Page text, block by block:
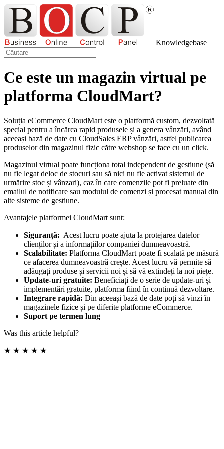
Knowledgebase
Ce este un magazin virtual pe
platforma CloudMart?
Soluția eCommerce CloudMart este o platformă custom, dezvoltată
special pentru a încărca rapid produsele și a genera vânzări, având
aceeași bază de date cu CloudSales ERP vânzări, astfel publicarea
produselor din magazinul fizic către webshop se face cu un click.
Magazinul virtual poate funcționa total independent de gestiune (să
nu fie legat deloc de stocuri sau să nici nu fie activat sistemul de
urmărire stoc și vânzari), caz în care comenzile pot fi preluate din
emailul de notificare sau modulul de comenzi și procesat manual din
alte sisteme de gestiune.
Avantajele platformei CloudMart sunt:
Siguranță: Acest lucru poate ajuta la protejarea datelor
clienților și a informațiilor companiei dumneavoastră.
Scalabilitate: Platforma CloudMart poate fi scalată pe măsură
ce afacerea dumneavoastră crește. Acest lucru vă permite să
adăugați produse și servicii noi și să vă extindeți la noi piețe.
Update-uri gratuite: Beneficiați de o serie de update-uri și
implementări gratuite, platforma fiind în continuă dezvoltare.
Integrare rapidă: Din aceeași bază de date poți să vinzi în
magazinele fizice și pe diferite platforme eCommerce.
Suport pe termen lung
Was this article helpful?
★ ★ ★ ★ ★